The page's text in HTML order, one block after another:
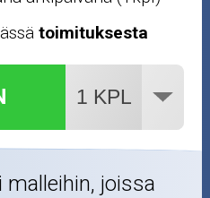
toimituksesta
malleihin, joissa